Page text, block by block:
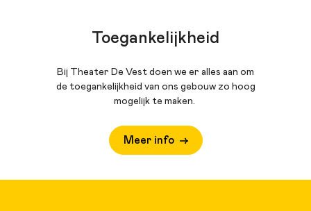
Toegankelijkheid
Bij Theater De Vest doen we er alles aan om
de toegankelijkheid van ons gebouw zo hoog
mogelijk te maken.
Meer info